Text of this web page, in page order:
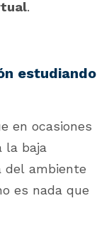
.
estudiando
en ocasiones
la baja
del ambiente
es nada que